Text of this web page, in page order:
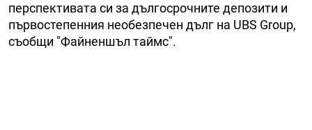
перспективата си за дългосрочните депозити и
първостепенния необезпечен дълг на UBS Group,
съобщи "Файненшъл таймс".